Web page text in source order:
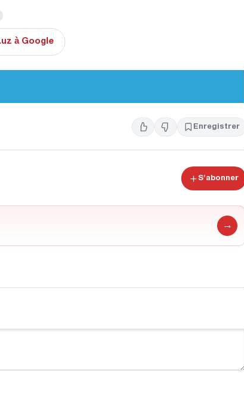
à Google
Enregistrer
S'abonner
→